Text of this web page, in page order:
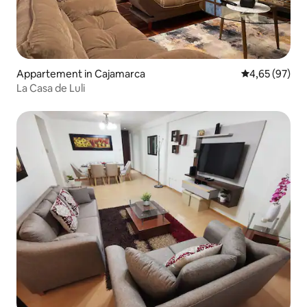
Appartement in Cajamarca Gemiddelde
4,65 (97)
La Casa de Luli